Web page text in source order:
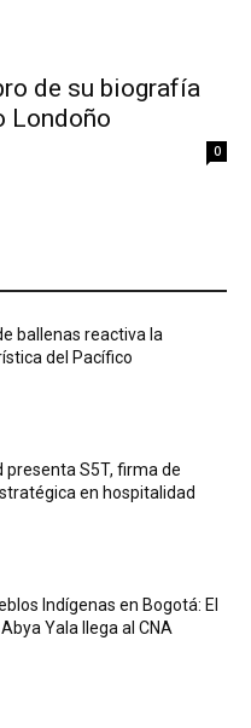
de su biografía
Londoño
0
ballenas reactiva la
del Pacífico
presenta S5T, firma de
en hospitalidad
Indígenas en Bogotá: El
Yala llega al CNA